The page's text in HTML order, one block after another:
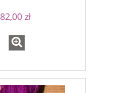
82,00 zł